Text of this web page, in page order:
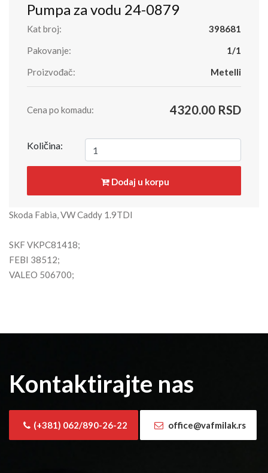
Pumpa za vodu 24-0879
Kat broj:
398681
Pakovanje:
1/1
Proizvođač:
Metelli
Cena po komadu: 4320.00 RSD
Količina:
Dodaj u korpu
Skoda Fabia, VW Caddy 1.9TDI
SKF VKPC81418;
FEBI 38512;
VALEO 506700;
Kontaktirajte nas
(+381) 062/890-26-22 office@vafmilak.rs